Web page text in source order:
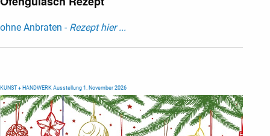
ohne Anbraten - Rezept hier ...
KUNST + HANDWERK Ausstellung 1. November 2026